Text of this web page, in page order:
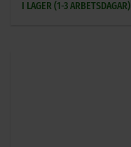
0
I LAGER (1-3 ARBETSDAGAR)